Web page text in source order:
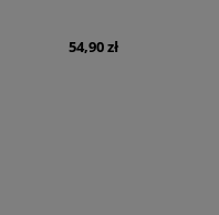
54,90 zł